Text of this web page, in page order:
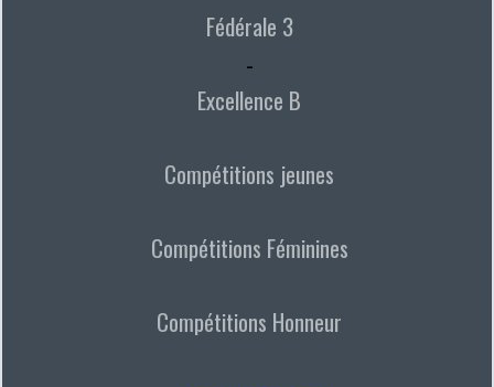
Fédérale 3
-
Excellence B
Compétitions jeunes
Compétitions Féminines
Compétitions Honneur